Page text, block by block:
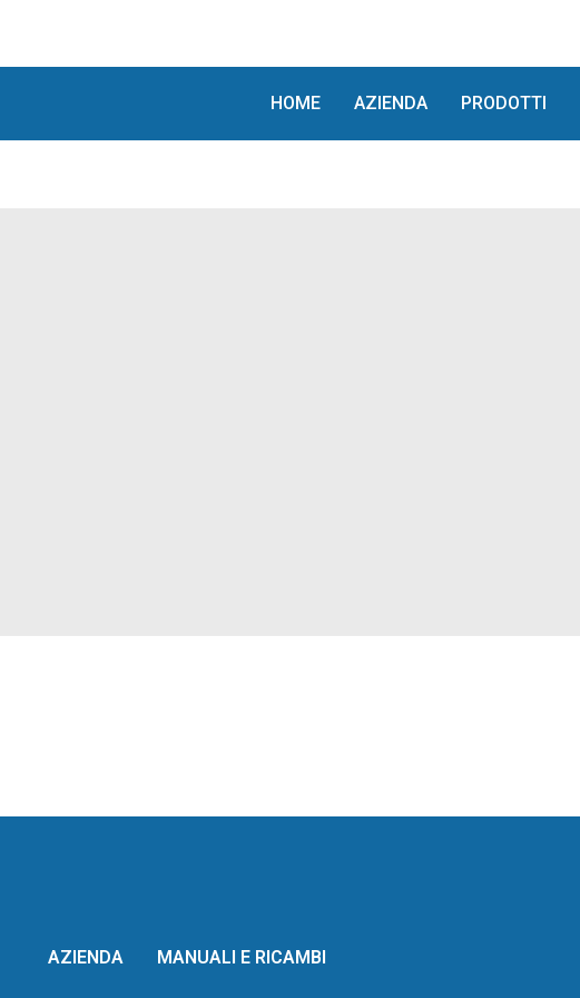
contenuto
HOME
AZIENDA PRODOTTI
AZIENDA MANUALI E RICAMBI